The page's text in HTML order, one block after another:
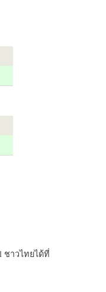
ชาวไทยได้ที่